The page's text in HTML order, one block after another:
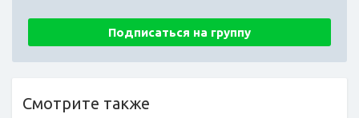
Подписаться на группу
Смотрите также